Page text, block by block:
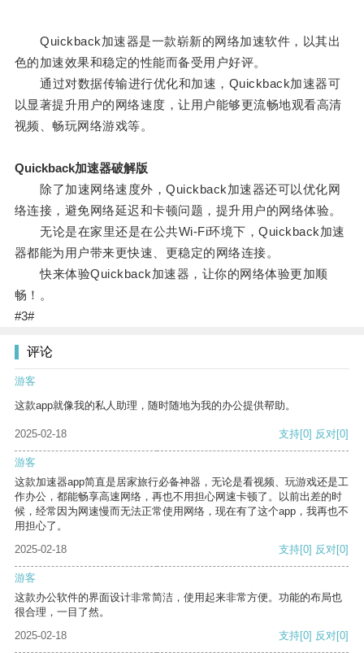
Quickback加速器是一款崭新的网络加速软件，以其出
色的加速效果和稳定的性能而备受用户好评。
通过对数据传输进行优化和加速，Quickback加速器可
以显著提升用户的网络速度，让用户能够更流畅地观看高清
视频、畅玩网络游戏等。
Quickback加速器破解版
除了加速网络速度外，Quickback加速器还可以优化网
络连接，避免网络延迟和卡顿问题，提升用户的网络体验。
无论是在家里还是在公共Wi-Fi环境下，Quickback加速
器都能为用户带来更快速、更稳定的网络连接。
快来体验Quickback加速器，让你的网络体验更加顺
畅！。
#3#
评论
游客
这款app就像我的私人助理，随时随地为我的办公提供帮助。
2025-02-18 支持[0] 反对[0]
游客
这款加速器app简直是居家旅行必备神器，无论是看视频、玩游戏还是工
作办公，都能畅享高速网络，再也不用担心网速卡顿了。以前出差的时
候，经常因为网速慢而无法正常使用网络，现在有了这个app，我再也不
用担心了。
2025-02-18
支持[0] 反对[0]
游客
这款办公软件的界面设计非常简洁，使用起来非常方便。功能的布局也
很合理，一目了然。
2025-02-18
支持[0] 反对[0]